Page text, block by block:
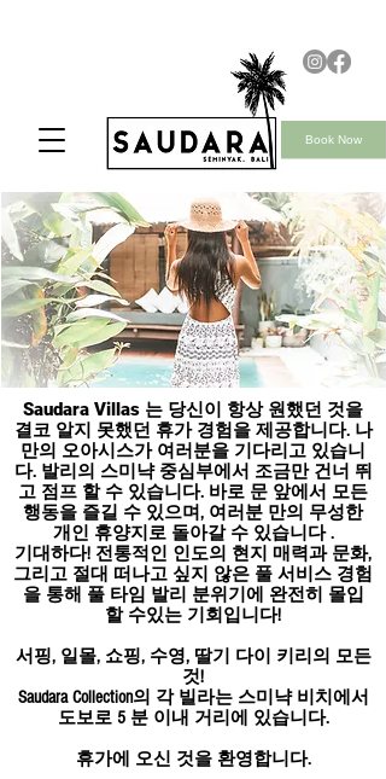
Saudara Villas 는 당신이 항상 원했던 것을
결코 알지 못했던 휴가 경험을 제공합니다. 나
만의 오아시스가 여러분을 기다리고 있습니
다. 발리의 스미냑 중심부에서 조금만 건너 뛰
고 점프 할 수 있습니다. 바로 문 앞에서 모든
행동을 즐길 수 있으며, 여러분 만의 무성한
개인 휴양지로 돌아갈 수 있습니다 .
기대하다! 전통적인 인도의 현지 매력과 문화,
그리고 절대 떠나고 싶지 않은 풀 서비스 경험
을 통해 풀 타임 발리 분위기에 완전히 몰입
할 수있는 기회입니다!
서핑, 일몰, 쇼핑, 수영, 딸기 다이 키리의 모든
것!
Saudara Collection의 각 빌라는 스미냑 비치에서
도보로 5 분 이내 거리에 있습니다.
휴가에 오신 것을 환영합니다.
Book Now